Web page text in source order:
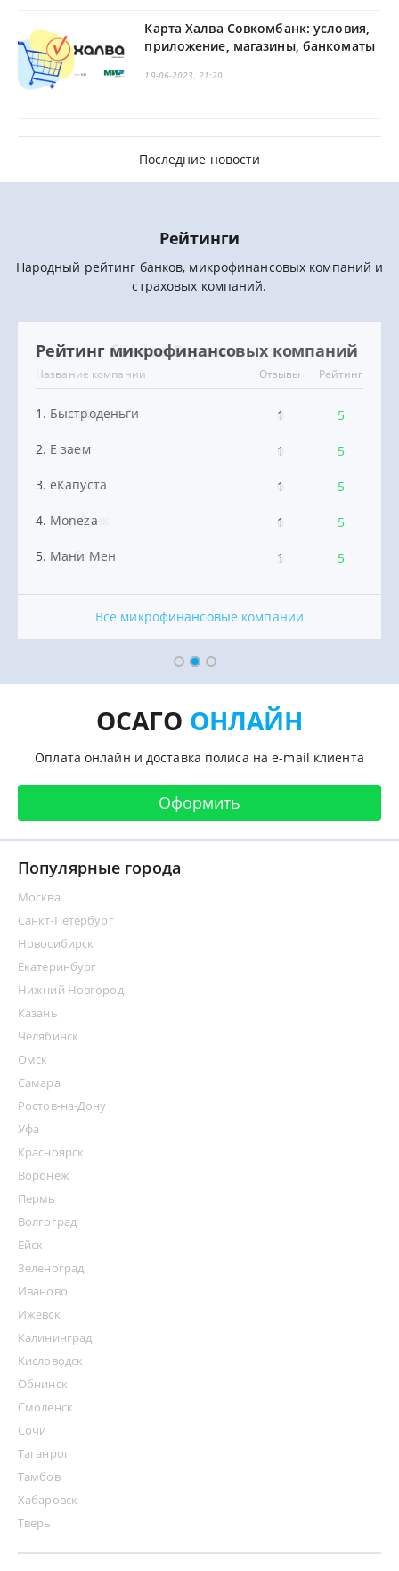
Карта Халва Совкомбанк: условия,
приложение, магазины, банкоматы
19-06-2023, 21:20
Последние новости
Рейтинги
Народный рейтинг банков, микрофинансовых компаний и
страховых компаний.
Рейтинг банков России
Банк Отзывы Рейтинг
Ассоциация 0
0
Аспект
0
0
Арзамас
0
0
Аресбанк
0
0
Апабанк
5 0
Все банки
Рейтинг микрофинансовых компаний
Название компании Отзывы Рейтинг
Быстроденьги 1
5
Е заем
1
5
еКапуста
1
5
Moneza
1
5
Мани Мен
1 5
Все микрофинансовые компании
Рейтинг страховых компаний
Компания Отзывы Рейтинг
Абсолют Страхование 0
0
Ак Барс Страхование
0
0
АльфаСтрахование
1
0
Альянс
9
0
Альянс Жизнь
0 0
Все страховые компании
ОСАГО ОНЛАЙН
Оплата онлайн и доставка полиса на e-mail клиента
Оформить
Популярные города
Москва
Санкт-Петербург
Новосибирск
Екатеринбург
Нижний Новгород
Казань
Челябинск
Омск
Самара
Ростов-на-Дону
Уфа
Красноярск
Воронеж
Пермь
Волгоград
Ейск
Зеленоград
Иваново
Ижевск
Калининград
Кисловодск
Обнинск
Смоленск
Сочи
Таганрог
Тамбов
Хабаровск
Тверь